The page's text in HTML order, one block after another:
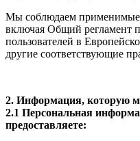
Мы соблюдаем применимые
включая Общий регламент
пользователей в
другие соответствующие
2. Информация, которую
2.1 Персональная
предоставляете: